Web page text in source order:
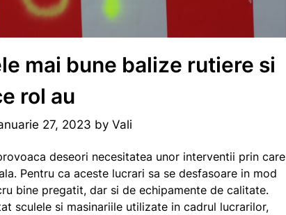
mai bune balize rutiere si
rol au
27, 2023 by Vali
deseori necesitatea unor interventii prin care
Pentru ca aceste lucrari sa se desfasoare in mod
bine pregatit, dar si de echipamente de calitate.
sculele si masinariile utilizate in cadrul lucrarilor,